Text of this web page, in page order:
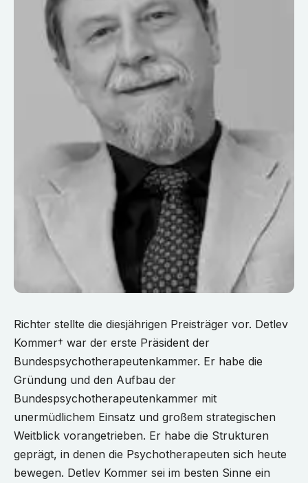
Richter stellte die diesjährigen Preisträger vor. Detlev
Kommer† war der erste Präsident der
Bundespsychotherapeutenkammer. Er habe die
Gründung und den Aufbau der
Bundespsychotherapeutenkammer mit
unermüdlichem Einsatz und großem strategischen
Weitblick vorangetrieben. Er habe die Strukturen
geprägt, in denen die Psychotherapeuten sich heute
bewegen. Detlev Kommer sei im besten Sinne ein